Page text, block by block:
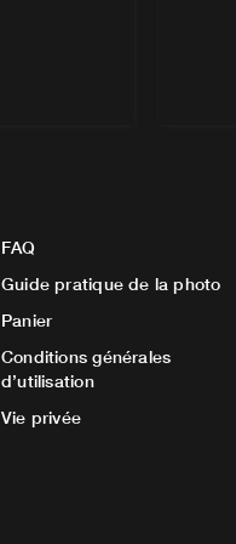
FAQ
Guide pratique de la photo
Panier
Conditions générales
d’utilisation
Vie privée